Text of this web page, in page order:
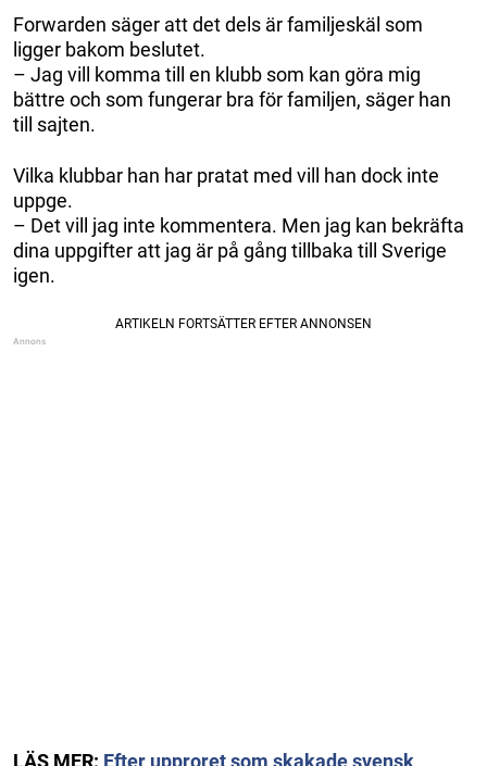
Forwarden säger att det dels är familjeskäl som
ligger bakom beslutet.
– Jag vill komma till en klubb som kan göra mig
bättre och som fungerar bra för familjen, säger han
till sajten.
Vilka klubbar han har pratat med vill han dock inte
uppge.
– Det vill jag inte kommentera. Men jag kan bekräfta
dina uppgifter att jag är på gång tillbaka till Sverige
igen.
LÄS MER: Efter upproret som skakade svensk